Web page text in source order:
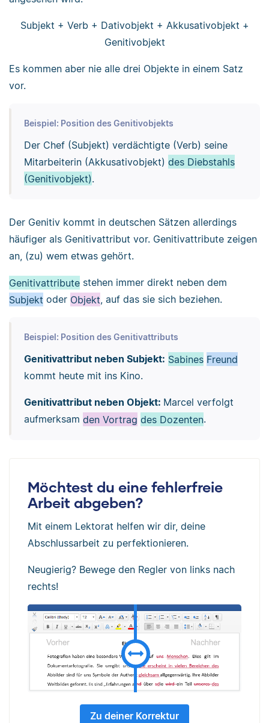
Subjekt + Verb + Dativobjekt + Akkusativobjekt +
Genitivobjekt
Es kommen aber nie alle drei Objekte in einem Satz
vor.
Beispiel: Position des Genitivobjekts
Der Chef (Subjekt) verdächtigte (Verb) seine
Mitarbeiterin (Akkusativobjekt) des Diebstahls
(Genitivobjekt).
Der Genitiv kommt in deutschen Sätzen allerdings
häufiger als Genitivattribut vor. Genitivattribute zeigen
an, (zu) wem etwas gehört.
Genitivattribute stehen immer direkt neben dem
Subjekt oder Objekt, auf das sie sich beziehen.
Beispiel: Position des Genitivattributs
Genitivattribut neben Subjekt: Sabines Freund
kommt heute mit ins Kino.
Genitivattribut neben Objekt: Marcel verfolgt
aufmerksam den Vortrag des Dozenten.
Möchtest du eine fehlerfreie
Arbeit abgeben?
Mit einem Lektorat helfen wir dir, deine
Abschlussarbeit zu perfektionieren.
Neugierig? Bewege den Regler von links nach
rechts!
Zu deiner Korrektur